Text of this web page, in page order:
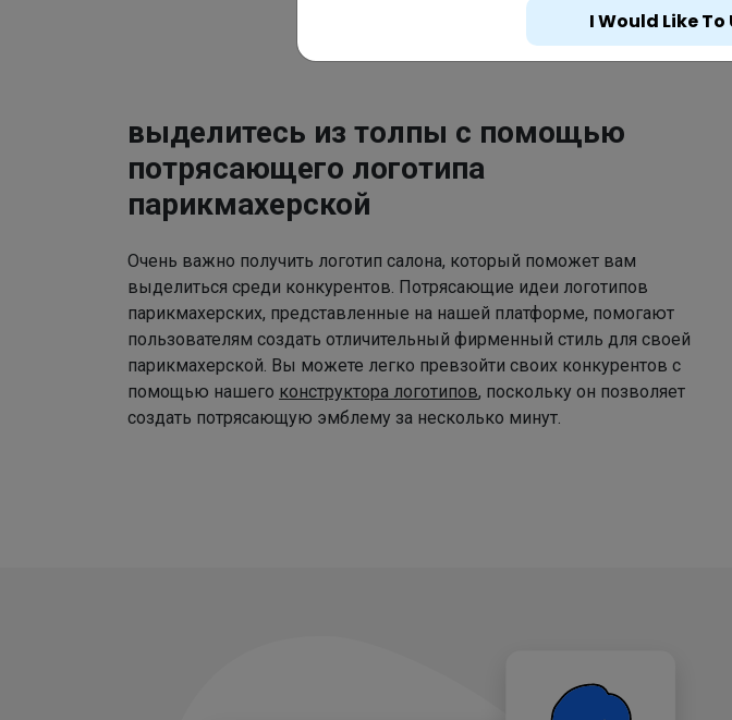
выделитесь из толпы с помощью
потрясающего логотипа
парикмахерской
Очень важно получить логотип салона, который поможет вам
выделиться среди конкурентов. Потрясающие идеи логотипов
парикмахерских, представленные на нашей платформе, помогают
пользователям создать отличительный фирменный стиль для своей
парикмахерской. Вы можете легко превзойти своих конкурентов с
помощью нашего конструктора логотипов, поскольку он позволяет
создать потрясающую эмблему за несколько минут.
I Would Like